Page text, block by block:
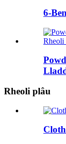
6-
Rheoli plâu